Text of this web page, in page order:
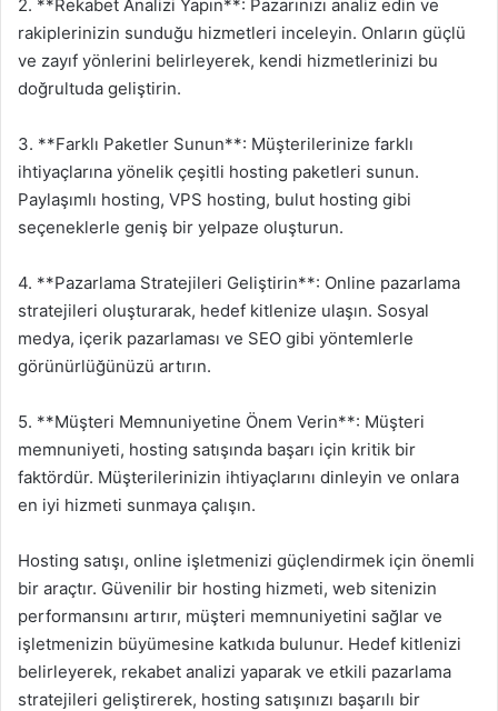
2. **Rekabet Analizi Yapın**: Pazarınızı analiz edin ve
rakiplerinizin sunduğu hizmetleri inceleyin. Onların güçlü
ve zayıf yönlerini belirleyerek, kendi hizmetlerinizi bu
doğrultuda geliştirin.
3. **Farklı Paketler Sunun**: Müşterilerinize farklı
ihtiyaçlarına yönelik çeşitli hosting paketleri sunun.
Paylaşımlı hosting, VPS hosting, bulut hosting gibi
seçeneklerle geniş bir yelpaze oluşturun.
4. **Pazarlama Stratejileri Geliştirin**: Online pazarlama
stratejileri oluşturarak, hedef kitlenize ulaşın. Sosyal
medya, içerik pazarlaması ve SEO gibi yöntemlerle
görünürlüğünüzü artırın.
5. **Müşteri Memnuniyetine Önem Verin**: Müşteri
memnuniyeti, hosting satışında başarı için kritik bir
faktördür. Müşterilerinizin ihtiyaçlarını dinleyin ve onlara
en iyi hizmeti sunmaya çalışın.
Hosting satışı, online işletmenizi güçlendirmek için önemli
bir araçtır. Güvenilir bir hosting hizmeti, web sitenizin
performansını artırır, müşteri memnuniyetini sağlar ve
işletmenizin büyümesine katkıda bulunur. Hedef kitlenizi
belirleyerek, rekabet analizi yaparak ve etkili pazarlama
stratejileri geliştirerek, hosting satışınızı başarılı bir